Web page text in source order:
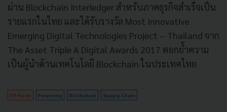
ผ่าน Blockchain Interledger สำหรับภาคธุรกิจสำเร็จเป็น
รายแรกในไทย และได้รับรางวัล Most Innovative
Emerging Digital Technologies Project – Thailand จาก
The Asset Triple A Digital Awards 2017 ตอกย้ำความ
เป็นผู้นำด้านเทคโนโลยี Blockchain ในประเทศไทย
PR News Financing Blockchain Supply Chain